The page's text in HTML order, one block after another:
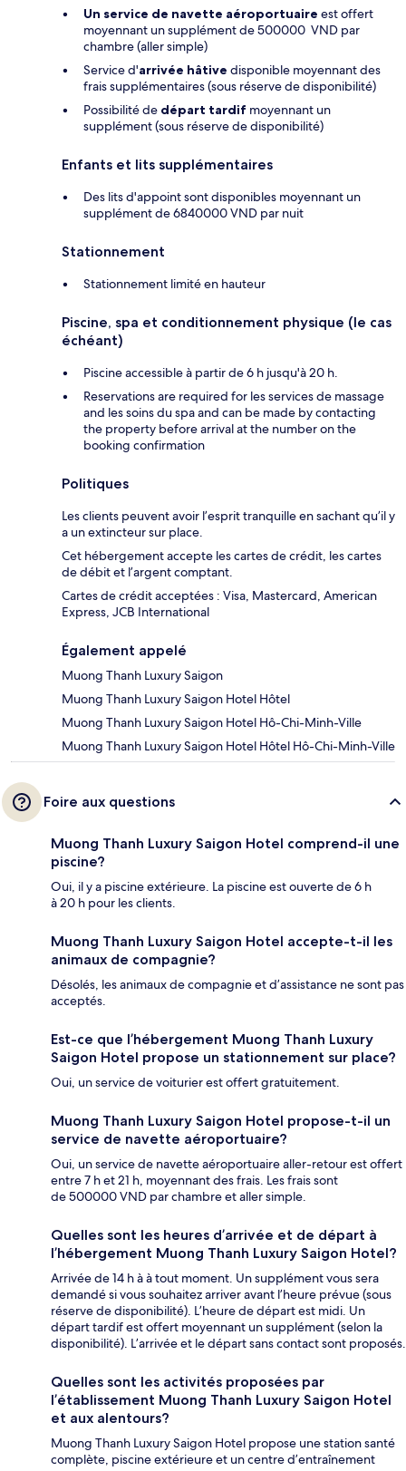
Un service de navette aéroportuaire est offert
moyennant un supplément de 500000 VND par
chambre (aller simple)
Service d'arrivée hâtive disponible moyennant des
frais supplémentaires (sous réserve de disponibilité)
Possibilité de départ tardif moyennant un
supplément (sous réserve de disponibilité)
Enfants et lits supplémentaires
Des lits d'appoint sont disponibles moyennant un
supplément de 6840000 VND par nuit
Stationnement
Stationnement limité en hauteur
Piscine, spa et conditionnement physique (le cas
échéant)
Piscine accessible à partir de 6 h jusqu'à 20 h.
Reservations are required for les services de massage
and les soins du spa and can be made by contacting
the property before arrival at the number on the
booking confirmation
Politiques
Les clients peuvent avoir l’esprit tranquille en sachant qu’il y
a un extincteur sur place.
Cet hébergement accepte les cartes de crédit, les cartes
de débit et l’argent comptant.
Cartes de crédit acceptées : Visa, Mastercard, American
Express, JCB International
Également appelé
Muong Thanh Luxury Saigon
Muong Thanh Luxury Saigon Hotel Hôtel
Muong Thanh Luxury Saigon Hotel Hô-Chi-Minh-Ville
Muong Thanh Luxury Saigon Hotel Hôtel Hô-Chi-Minh-Ville
Foire aux questions
Muong Thanh Luxury Saigon Hotel comprend-il une
piscine?
Oui, il y a piscine extérieure. La piscine est ouverte de 6 h
à 20 h pour les clients.
Muong Thanh Luxury Saigon Hotel accepte-t-il les
animaux de compagnie?
Désolés, les animaux de compagnie et d’assistance ne sont pas
acceptés.
Est-ce que l’hébergement Muong Thanh Luxury
Saigon Hotel propose un stationnement sur place?
Oui, un service de voiturier est offert gratuitement.
Muong Thanh Luxury Saigon Hotel propose-t-il un
service de navette aéroportuaire?
Oui, un service de navette aéroportuaire aller-retour est offert
entre 7 h et 21 h, moyennant des frais. Les frais sont
de 500000 VND par chambre et aller simple.
Quelles sont les heures d’arrivée et de départ à
l’hébergement Muong Thanh Luxury Saigon Hotel?
Arrivée de 14 h à à tout moment. Un supplément vous sera
demandé si vous souhaitez arriver avant l’heure prévue (sous
réserve de disponibilité). L’heure de départ est midi. Un
départ tardif est offert moyennant un supplément (selon la
disponibilité). L’arrivée et le départ sans contact sont proposés.
Quelles sont les activités proposées par
l’établissement Muong Thanh Luxury Saigon Hotel
et aux alentours?
Muong Thanh Luxury Saigon Hotel propose une station santé
complète, piscine extérieure et un centre d’entraînement